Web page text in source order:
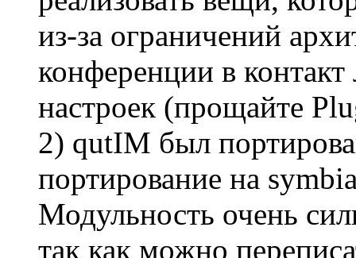
из-за ограничений
конференции в
настроек (прощайте
2) qutIM был
портирование на
Модульность очень
так как можно